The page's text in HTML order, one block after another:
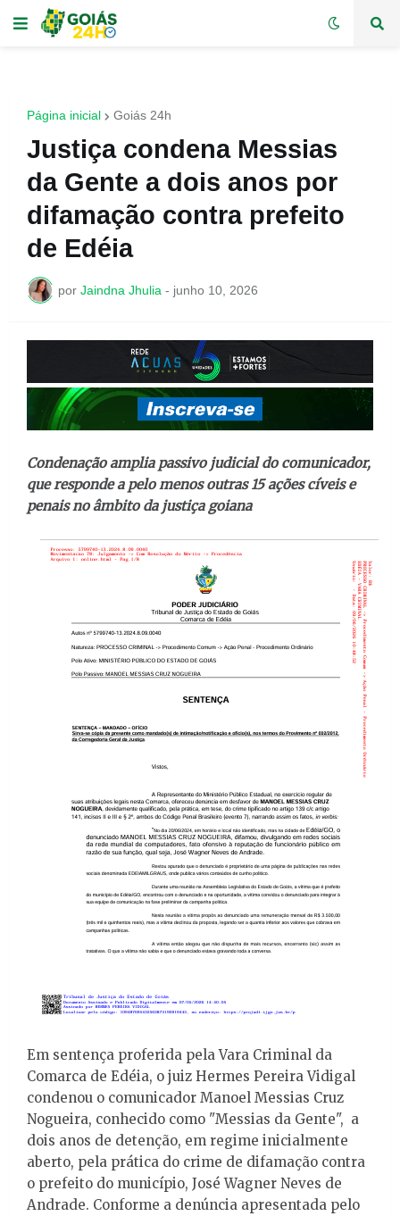
Página inicial Goiás 24h
Justiça condena Messias
da Gente a dois anos por
difamação contra prefeito
de Edéia
por Jaindna Jhulia - junho 10, 2026
Condenação amplia passivo judicial do comunicador,
que responde a pelo menos outras 15 ações cíveis e
penais no âmbito da justiça goiana
Em sentença proferida pela Vara Criminal da
Comarca de Edéia, o juiz Hermes Pereira Vidigal
condenou o comunicador Manoel Messias Cruz
Nogueira, conhecido como "Messias da Gente", a
dois anos de detenção, em regime inicialmente
aberto, pela prática do crime de difamação contra
o prefeito do município, José Wagner Neves de
Andrade. Conforme a denúncia apresentada pelo